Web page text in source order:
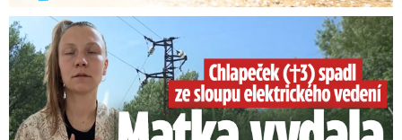
Smrtelný pád chlapce: Matka vydala vyjádření na 16 stran